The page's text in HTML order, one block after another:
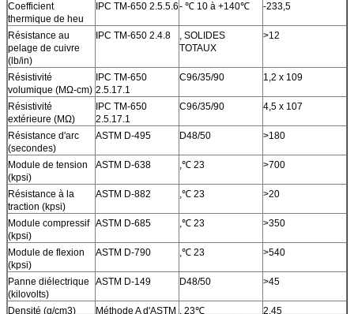
Coefficient
thermique de heu
IPC TM-650 2.5.5.6- ℃ 10 à +140℃ -233,5
Résistance au
pelage de cuivre
(lb/in)
IPC TM-650 2.4.8
, SOLIDES
TOTAUX
>12
Résistivité
volumique (MΩ-cm)
IPC TM-650
2.5.17.1
C96/35/90 1,2 x 109
Résistivité
extérieure (MΩ)
IPC TM-650
2.5.17.1
C96/35/90 4,5 x 107
Résistance d'arc
(secondes)
ASTM D-495 D48/50 >180
Module de tension
(kpsi)
ASTM D-638 ,℃ 23 >700
Résistance à la
traction (kpsi)
ASTM D-882 ,℃ 23 >20
Module compressif
(kpsi)
ASTM D-685 ,℃ 23 >350
Module de flexion
(kpsi)
ASTM D-790 ,℃ 23 >540
Panne diélectrique
(kilovolts)
ASTM D-149 D48/50 >45
Densité (g/cm3)
Méthode A d'ASTM , 23℃ 2,45